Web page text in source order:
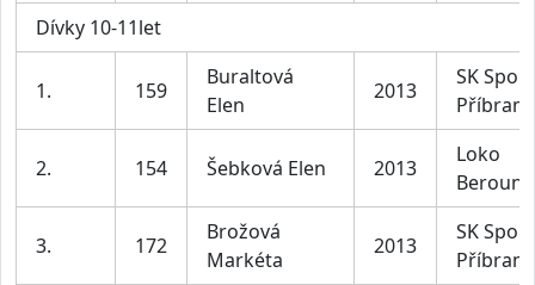
Dívky 10-11let
1. 159
Buraltová
Elen
2013
SK
Příbram
2. 154 Šebková Elen 2013
Loko
Beroun
3. 172
Brožová
Markéta
2013
SK
Příbram